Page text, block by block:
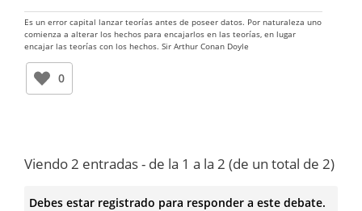
Es un error capital lanzar teorías antes de poseer datos. Por naturaleza uno
comienza a alterar los hechos para encajarlos en las teorías, en lugar
encajar las teorías con los hechos. Sir Arthur Conan Doyle
0
Viendo 2 entradas - de la 1 a la 2 (de un total de 2)
Debes estar registrado para responder a este debate.